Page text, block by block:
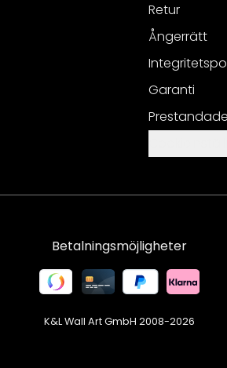
Retur
Ångerrätt
Garanti
Betalningsmöjligheter
K&L Wall Art GmbH 2008-2026